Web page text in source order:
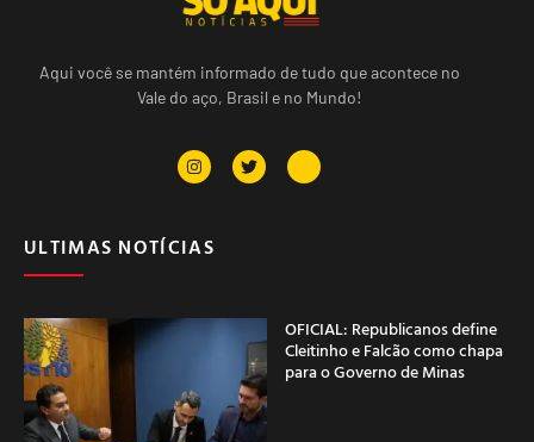
Aqui você se mantém informado de tudo que acontece no
Vale do aço, Brasil e no Mundo!
ULTIMAS NOTÍCIAS
OFICIAL: Republicanos define
Cleitinho e Falcão como chapa
para o Governo de Minas